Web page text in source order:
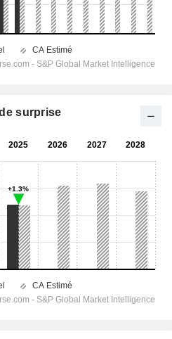
surprise